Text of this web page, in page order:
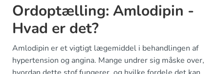
Ordoptælling: Amlodipin -
Hvad er det?
Amlodipin er et vigtigt lægemiddel i behandlingen af
hypertension og angina. Mange undrer sig måske over,